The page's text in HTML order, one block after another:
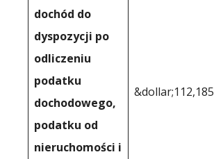
dochód do
dyspozycji po
odliczeniu
podatku
dochodowego,
podatku od
nieruchomości i
&dollar;112,185